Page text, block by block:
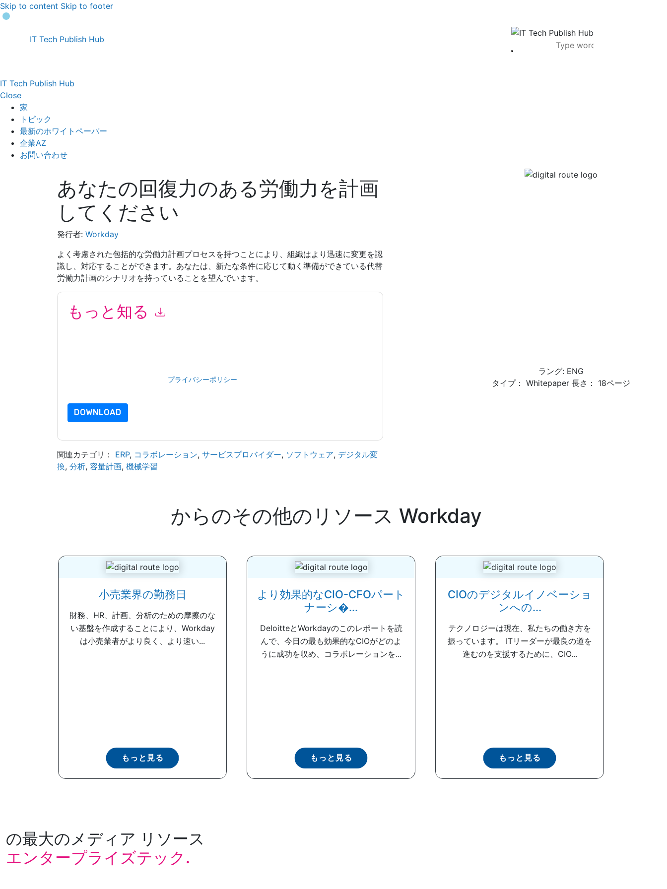
Skip to content Skip to footer
IT Tech Publish Hub
IT Tech Publish Hub
Close
家
トピック
最新のホワイトペーパー
企業AZ
お問い合わせ
あなたの回復力のある労働力を計画
してください
発行者: Workday
よく考慮された包括的な労働力計画プロセスを持つことにより、組織はより迅速に変更を認
識し、対応することができます。あなたは、新たな条件に応じて動く準備ができている代替
労働力計画のシナリオを持っていることを望んでいます。
もっと知る
プライバシーポリシー
DOWNLOAD
関連カテゴリ： ERP, コラボレーション, サービスプロバイダー, ソフトウェア, デジタル変
換, 分析, 容量計画, 機械学習
ラング: ENG
タイプ： Whitepaper 長さ： 18ページ
からのその他のリソース Workday
小売業界の勤務日
財務、HR、計画、分析のための摩擦のな
い基盤を作成することにより、Workday
は小売業者がより良く、より速い...
もっと見る
より効果的なCIO-CFOパート
ナーシ�...
DeloitteとWorkdayのこのレポートを読
んで、今日の最も効果的なCIOがどのよ
うに成功を収め、コラボレーションを...
もっと見る
CIOのデジタルイノベーショ
ンへの...
テクノロジーは現在、私たちの働き方を
振っています。 ITリーダーが最良の道を
進むのを支援するために、CIO...
もっと見る
の最大のメディア リソース
エンタープライズテック.